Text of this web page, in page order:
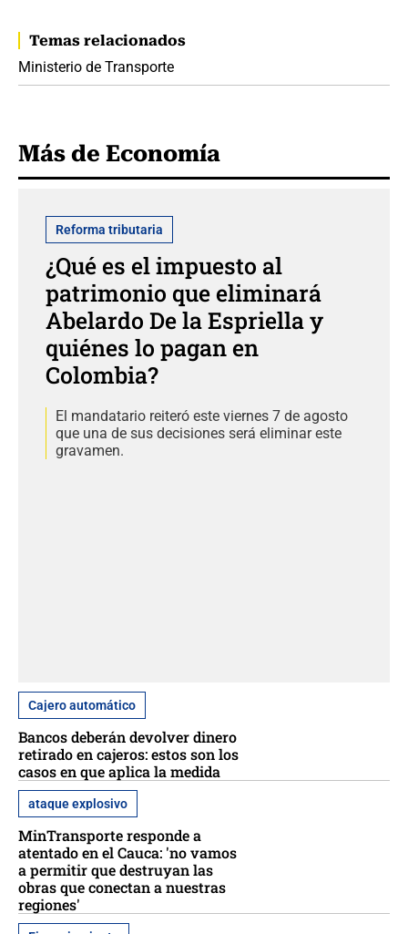
Temas relacionados
Ministerio de Transporte
Más de Economía
Reforma tributaria
¿Qué es el impuesto al
patrimonio que eliminará
Abelardo De la Espriella y
quiénes lo pagan en
Colombia?
El mandatario reiteró este viernes 7 de agosto
que una de sus decisiones será eliminar este
gravamen.
Cajero automático
Bancos deberán devolver dinero
retirado en cajeros: estos son los
casos en que aplica la medida
ataque explosivo
MinTransporte responde a
atentado en el Cauca: 'no vamos
a permitir que destruyan las
obras que conectan a nuestras
regiones'